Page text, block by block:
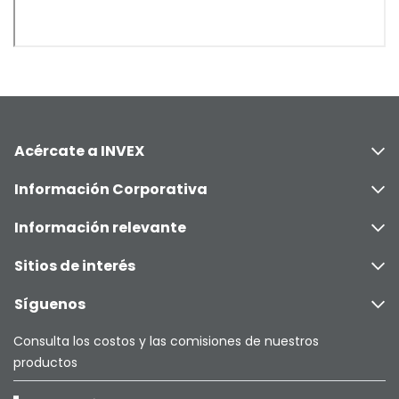
Acércate a INVEX
Información Corporativa
Información relevante
Sitios de interés
Síguenos
Consulta los costos y las comisiones de nuestros
productos